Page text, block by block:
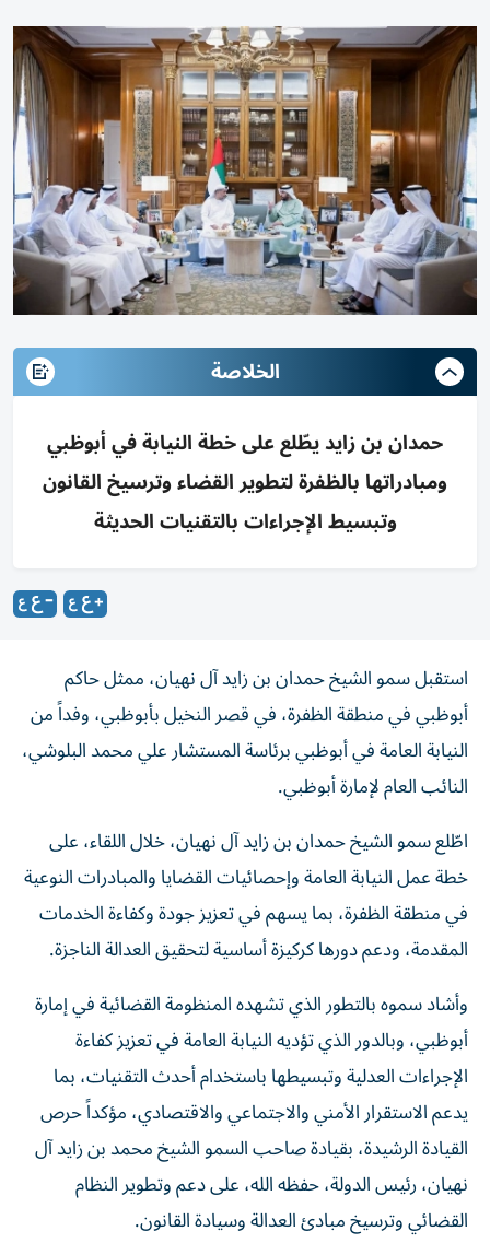
الخلاصة
حمدان بن زايد يطّلع على خطة النيابة في أبوظبي
ومبادراتها بالظفرة لتطوير القضاء وترسيخ القانون
وتبسيط الإجراءات بالتقنيات الحديثة
استقبل سمو الشيخ حمدان بن زايد آل نهيان، ممثل حاكم
أبوظبي في منطقة الظفرة، في قصر النخيل بأبوظبي، وفداً من
النيابة العامة في أبوظبي برئاسة المستشار علي محمد البلوشي،
النائب العام لإمارة أبوظبي.
اطّلع سمو الشيخ حمدان بن زايد آل نهيان، خلال اللقاء، على
خطة عمل النيابة العامة وإحصائيات القضايا والمبادرات النوعية
في منطقة الظفرة، بما يسهم في تعزيز جودة وكفاءة الخدمات
المقدمة، ودعم دورها كركيزة أساسية لتحقيق العدالة الناجزة.
وأشاد سموه بالتطور الذي تشهده المنظومة القضائية في إمارة
أبوظبي، وبالدور الذي تؤديه النيابة العامة في تعزيز كفاءة
الإجراءات العدلية وتبسيطها باستخدام أحدث التقنيات، بما
يدعم الاستقرار الأمني والاجتماعي والاقتصادي، مؤكداً حرص
القيادة الرشيدة، بقيادة صاحب السمو الشيخ محمد بن زايد آل
نهيان، رئيس الدولة، حفظه الله، على دعم وتطوير النظام
القضائي وترسيخ مبادئ العدالة وسيادة القانون.